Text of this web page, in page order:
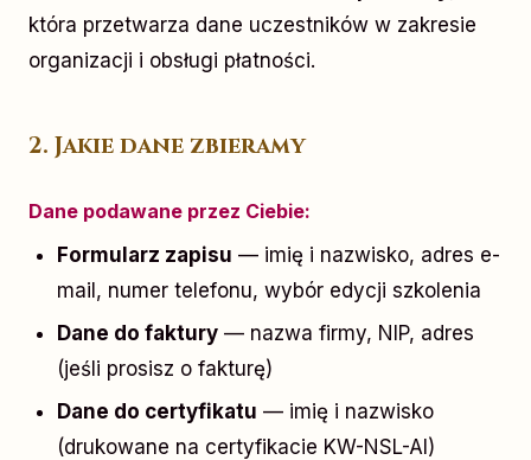
która przetwarza dane uczestników w zakresie
organizacji i obsługi płatności.
2. Jakie dane zbieramy
Dane podawane przez Ciebie:
Formularz zapisu — imię i nazwisko, adres e-
mail, numer telefonu, wybór edycji szkolenia
Dane do faktury — nazwa firmy, NIP, adres
(jeśli prosisz o fakturę)
Dane do certyfikatu — imię i nazwisko
(drukowane na certyfikacie KW-NSL-AI)